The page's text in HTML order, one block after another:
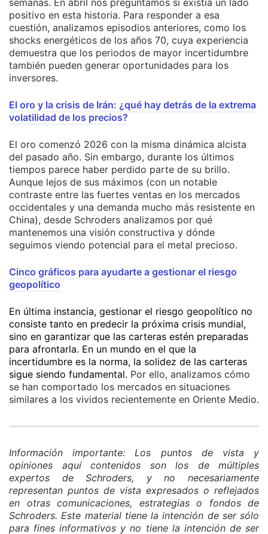
positivo en esta historia. Para responder a esa
cuestión, analizamos episodios anteriores, como los
shocks energéticos de los años 70, cuya experiencia
demuestra que los periodos de mayor incertidumbre
también pueden generar oportunidades para los
inversores.
El oro y la crisis de Irán: ¿qué hay detrás de la extrema
volatilidad de los precios?
El oro comenzó 2026 con la misma dinámica alcista
del pasado año. Sin embargo, durante los últimos
tiempos parece haber perdido parte de su brillo.
Aunque lejos de sus máximos (con un notable
contraste entre las fuertes ventas en los mercados
occidentales y una demanda mucho más resistente en
China), desde Schroders analizamos por qué
mantenemos una visión constructiva y dónde
seguimos viendo potencial para el metal precioso.
Cinco gráficos para ayudarte a gestionar el riesgo
geopolítico
En última instancia, gestionar el riesgo geopolítico no
consiste tanto en predecir la próxima crisis mundial,
sino en garantizar que las carteras estén preparadas
para afrontarla. En un mundo en el que la
incertidumbre es la norma, la solidez de las carteras
sigue siendo fundamental. Por ello, analizamos cómo
se han comportado los mercados en situaciones
similares a los vividos recientemente en Oriente Medio.
Información importante: Los puntos de vista y
opiniones aquí contenidos son los de múltiples
expertos de Schroders, y no necesariamente
representan puntos de vista expresados o reflejados
en otras comunicaciones, estrategias o fondos de
Schroders. Este material tiene la intención de ser sólo
para fines informativos y no tiene la intención de ser